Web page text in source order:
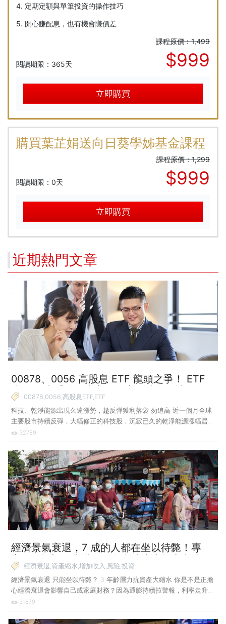
4. 定期定額與單筆投資的操作技巧
5. 開心賺配息，也有機會賺價差
閱讀期限：365天
課程原價：1,499
$999
立即購買
購買葉芷娟送向日葵學姊基金課程
閱讀期限：0天
課程原價：1,299
$999
立即購買
近期熱門文章
00878、0056 高股息 ETF 龍頭之爭！ ETF
表現 4 大重點，專家教你賺進波段行情！
00878,0056,高股息ETF,ETF
科技、乾淨能源出現久違漲勢，趁反彈獲利落袋 勿追高 近一個月全球
主要股市持續反彈，大幅修正的科技股，沉寂已久的乾淨能源漲幅居
前，但因空頭疑慮未除，建議有獲利先落袋，投資人承受的壓力會比較
輕一些。 近一個月 ETF 的表現主要有 4 個重點。首先，台股 ETF 市
值爭霸戰持續受關注，國泰永續高股息（00878）市值已衝上第 3 名，
其與元大高股息（0056）各有支持者，經常引發論戰，可預期兩者的
高股息 ETF 龍頭之爭，將持續受市場關注。 其次，標普 500 股價指
數、那斯達克指數等在通膨降溫與企業財報並未如預期悲觀的加持下，
持續跌深反彈，相關的個股、ETF 最高漲幅有
32789
經濟景氣衰退，7 成的人都在坐以待斃！專
家：3 招架好防護網，資產縮水也能安心度
過！經濟衰退,資產縮水,增加收入,風險,投資
經濟景氣衰退 只能坐以待斃？ 3 年齡層力抗資產大縮水 你是不是正擔
心經濟衰退會影響自己或家庭財務？因為通膨持續拉警報，利率走升無
法避免，美國今（2022）年 7 月的 2 份調查已指出，約有 6 成民眾認
為明年經濟會衰退，且有 68% 的人沒有做好準備。 若平日你已擬定因
應策略，例如調整日常的收支習慣與投資理財做法，當經濟景氣衰退
31879